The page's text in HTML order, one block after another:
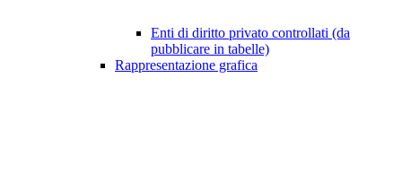
Enti di diritto privato controllati (da
pubblicare in tabelle)
Rappresentazione grafica